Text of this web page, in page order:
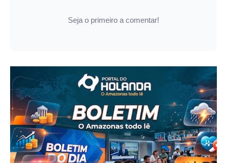
Seja o primeiro a comentar!